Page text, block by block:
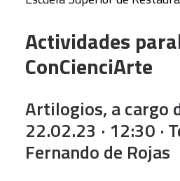
Actividades
ConCienciArte
Artilogios, a cargo
22.02.23 · 12:30 ·
Fernando de Rojas